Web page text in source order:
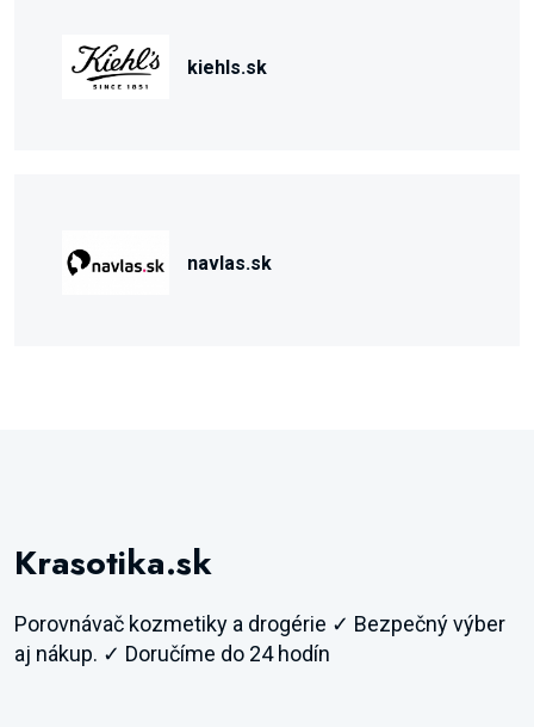
kiehls.sk
navlas.sk
Krasotika.sk
Porovnávač kozmetiky a drogérie ✓ Bezpečný výber
aj nákup. ✓ Doručíme do 24 hodín